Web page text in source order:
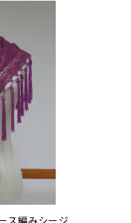
ス編みシージ